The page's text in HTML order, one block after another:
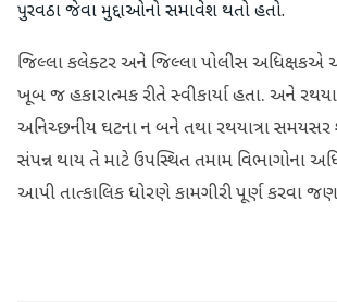
પુરવઠા જેવા મુદ્દાઓનો સમાવેશ થતો હતો.
​જિલ્લા કલેક્ટર અને જિલ્લા પોલીસ
ખૂબ જ હકારાત્મક રીતે સ્વીકાર્યા હતા. અને
અનિચ્છનીય ઘટના ન બને તથા રથયાત્રા સમયસર
સંપન્ન થાય તે માટે ઉપસ્થિત તમામ વિભાગોના
આપી તાત્કાલિક ધોરણે કામગીરી પૂર્ણ કરવા